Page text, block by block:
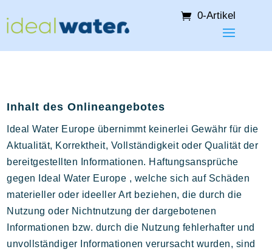
0-Artikel
Inhalt des Onlineangebotes
Ideal Water Europe übernimmt keinerlei Gewähr für die
Aktualität, Korrektheit, Vollständigkeit oder Qualität der
bereitgestellten Informationen. Haftungsansprüche
gegen Ideal Water Europe , welche sich auf Schäden
materieller oder ideeller Art beziehen, die durch die
Nutzung oder Nichtnutzung der dargebotenen
Informationen bzw. durch die Nutzung fehlerhafter und
unvollständiger Informationen verursacht wurden, sind